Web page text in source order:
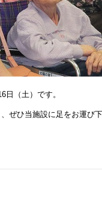
日（土）です。
ぜひ当施設に足をお運び